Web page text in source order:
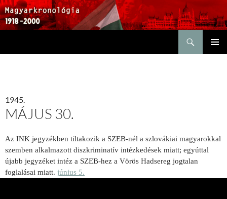
1945.
MÁJUS 30.
Az INK jegyzékben tiltakozik a SZEB-nél a szlovákiai magyarokkal
szemben alkalmazott diszkriminatív intézkedések miatt; egyúttal
újabb jegyzéket intéz a SZEB-hez a Vörös Hadsereg jogtalan
foglalásai miatt. június 5.